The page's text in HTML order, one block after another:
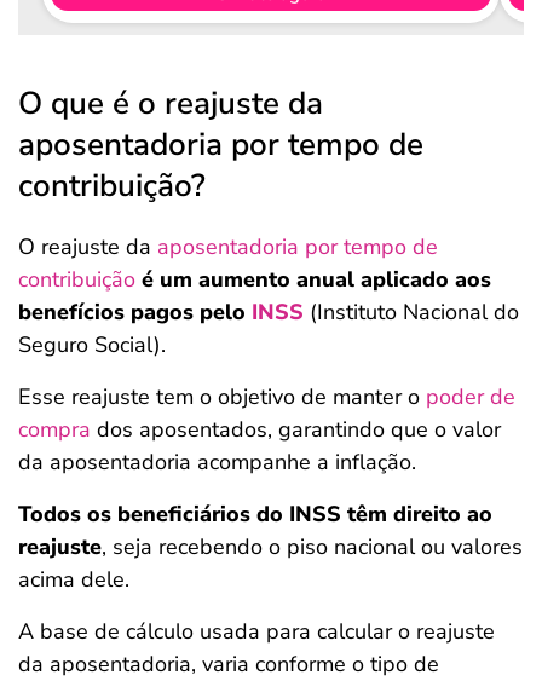
O que é o reajuste da
aposentadoria por tempo de
contribuição?
O reajuste da aposentadoria por tempo de
contribuição é um aumento anual aplicado aos
benefícios pagos pelo INSS (Instituto Nacional do
Seguro Social).
Esse reajuste tem o objetivo de manter o poder de
compra dos aposentados, garantindo que o valor
da aposentadoria acompanhe a inflação.
Todos os beneficiários do INSS têm direito ao
reajuste, seja recebendo o piso nacional ou valores
acima dele.
A base de cálculo usada para calcular o reajuste
da aposentadoria, varia conforme o tipo de